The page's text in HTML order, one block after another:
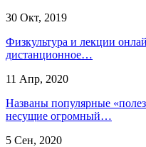
30 Окт, 2019
Физкультура и лекции
дистанционное…
11 Апр, 2020
Названы популярные
несущие огромный…
5 Сен, 2020